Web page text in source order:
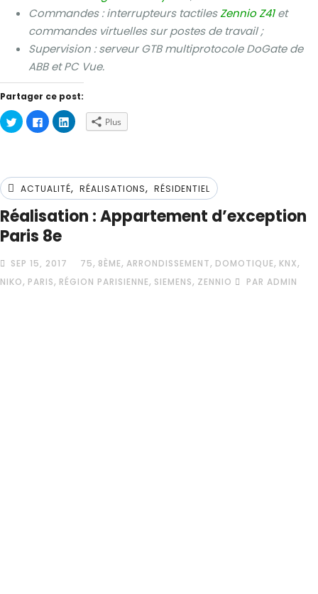
Commandes : interrupteurs tactilesZennio Z41et
commandes virtuelles sur postes de travail ;
Supervision : serveur GTB multiprotocole DoGate de
ABB et PC Vue.
Partager ce post:
Cliquez
pour
partager
nouvelle
fenêtre)
Cliquez
pour
partager
nouvelle
fenêtre)
Cliquez
pour
nouvelle
fenêtre)
Plus
ACTUALITÉ, RÉALISATIONS, RÉSIDENTIEL
Réalisation : Appartement d’exception
Paris 8e
SEP 15, 2017 75, 8ÈME, ARRONDISSEMENT, DOMOTIQUE, KNX,
NIKO, PARIS, RÉGION PARISIENNE, SIEMENS, ZENNIO PAR ADMIN